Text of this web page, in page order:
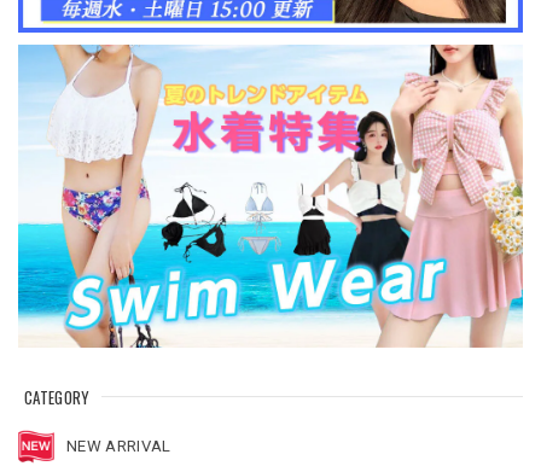
CATEGORY
NEW ARRIVAL